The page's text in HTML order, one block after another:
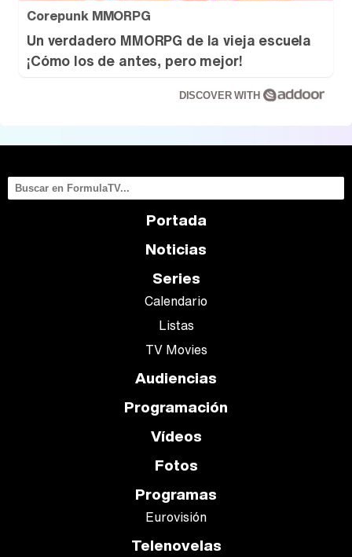
Corepunk MMORPG
Un verdadero MMORPG de la vieja escuela
¡Cómo los de antes, pero mejor!
DISCOVER WITH
Portada
Noticias
Series
Calendario
Listas
TV Movies
Audiencias
Programación
Vídeos
Fotos
Programas
Eurovisión
Telenovelas